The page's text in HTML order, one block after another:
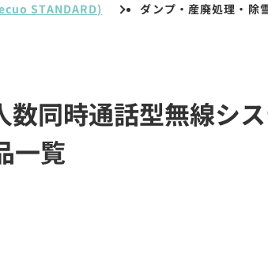
STANDARD) ダンプ・産廃処理・除
同時通話型無線シ
一覧